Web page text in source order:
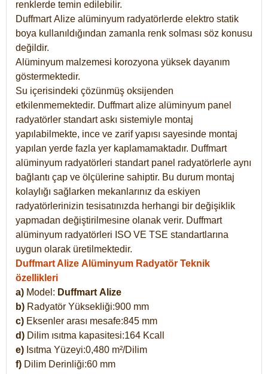
renklerde temin edilebilir.
DuffmartAlize alüminyum radyatörlerde elektro statik
boya kullanıldığından zamanla renk solması söz konusu
değildir.
Alüminyum malzemesi korozyona yüksek dayanım
göstermektedir.
Su içerisindeki çözünmüş oksijenden
etkilenmemektedir. Duffmart alize alüminyum panel
radyatörler standart askı sistemiyle montaj
yapılabilmekte, ince ve zarif yapısı sayesinde montaj
yapılan yerde fazla yer kaplamamaktadır. Duffmart
alüminyum radyatörleri standart panel radyatörlerle aynı
bağlantı çap ve ölçülerine sahiptir. Bu durum montaj
kolaylığı sağlarken mekanlarınız da eskiyen
radyatörlerinizin tesisatınızda herhangi bir değişiklik
yapmadan değiştirilmesine olanak verir. Duffmart
alüminyum radyatörleri ISO VE TSE standartlarına
uygun olarak üretilmektedir.
Duffmart Alize Alüminyum Radyatör Teknik
özellikleri
a) Model: Duffmart Alize
b) Radyatör Yüksekliği:900 mm
c) Eksenler arası mesafe:845 mm
d) Dilim ısıtma kapasitesi:164 Kcall
e) Isıtma Yüzeyi:0,480 m²/Dilim
f) Dilim Derinliği:60 mm